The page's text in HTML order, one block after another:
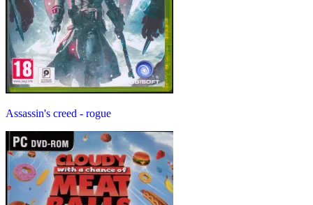
Assassin's creed - rogue